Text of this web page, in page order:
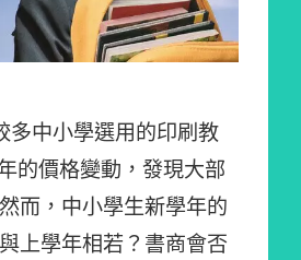
多中小學選用的印刷教
的價格變動，發現大部
而，中小學生新學年的
上學年相若？書商會否